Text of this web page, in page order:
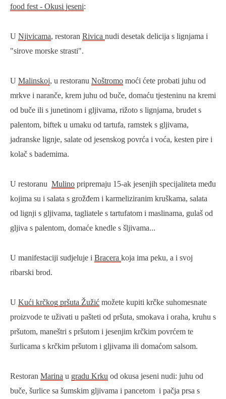
food fest - Okusi jeseni:
U Njivicama, restoran Rivica nudi desetak delicija s lignjama i
"sirove morske strasti".
U Malinskoj, u restoranu Noštromo moći ćete probati juhu od
mrkve i naranče, krem juhu od buče, domaću tjesteninu na kremi
od buče ili s junetinom i gljivama, rižoto s lignjama, brudet s
palentom, biftek u umaku od tartufa, ramstek s gljivama,
jadranske lignje, salate od jesenskog povrća i voća, kesten pire i
kolač s bademima.
U restoranu Mulino pripremaju 15-ak jesenjih specijaliteta među
kojima su i salata s grožđem i karmeliziranim kruškama, salata
od lignji s gljivama, tagliatele s tartufatom i maslinama, gulaš od
gljiva s palentom, domaće knedle s šljivama...
U manifestaciji sudjeluje i Bracera koja ima peku, a i svoj
ribarski brod.
U Kući krčkog pršuta Žužić možete kupiti krčke suhomesnate
proizvode te uživati u pašteti od pršuta, smokava i oraha, kruhu s
pršutom, maneštri s pršutom i jesenjim krčkim povrćem te
šurlicama s krčkim pršutom i gljivama ili domaćom salsom.
Restoran Marina u gradu Krku od okusa jeseni nudi: juhu od
buče, šurlice sa šumskim gljivama i pancetom i pačja prsa s